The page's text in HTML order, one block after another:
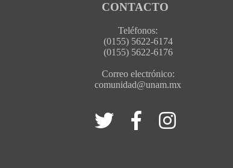
CONTACTO
Teléfonos:
(0155) 5622-6174
(0155) 5622-6176
Correo electrónico:
comunidad@unam.mx